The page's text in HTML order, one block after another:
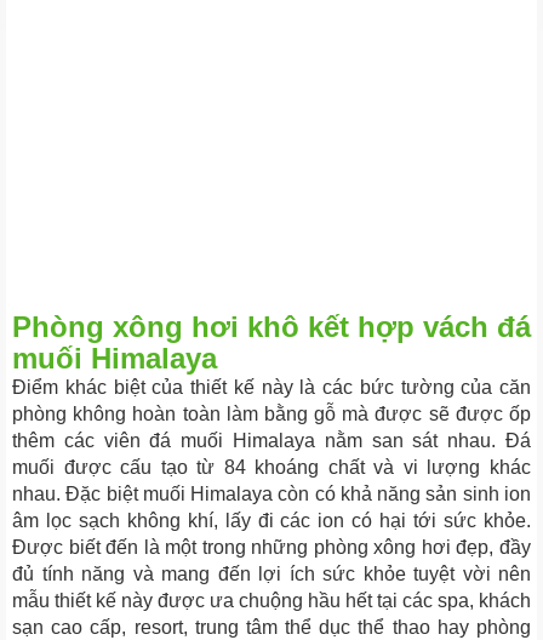
Phòng xông hơi khô kết hợp vách đá
muối Himalaya
Điểm khác biệt của thiết kế này là các bức tường của căn
phòng không hoàn toàn làm bằng gỗ mà được sẽ được ốp
thêm các viên đá muối Himalaya nằm san sát nhau. Đá
muối được cấu tạo từ 84 khoáng chất và vi lượng khác
nhau. Đặc biệt muối Himalaya còn có khả năng sản sinh ion
âm lọc sạch không khí, lấy đi các ion có hại tới sức khỏe.
Được biết đến là một trong những phòng xông hơi đẹp, đầy
đủ tính năng và mang đến lợi ích sức khỏe tuyệt vời nên
mẫu thiết kế này được ưa chuộng hầu hết tại các spa, khách
sạn cao cấp, resort, trung tâm thể dục thể thao hay phòng